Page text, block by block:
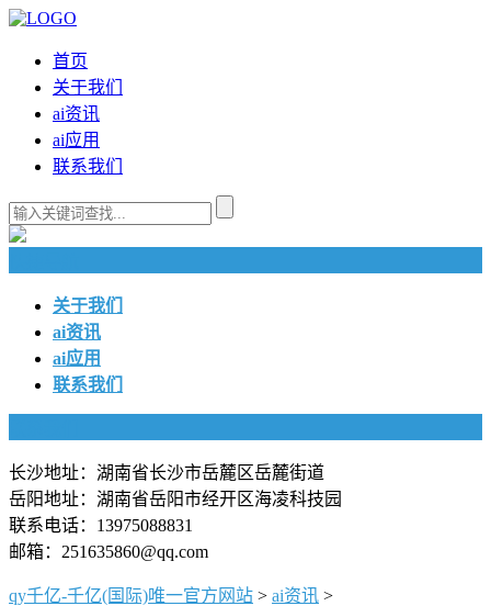
首页
关于我们
ai资讯
ai应用
联系我们
关于我们
ai资讯
ai应用
联系我们
长沙地址：湖南省长沙市岳麓区岳麓街道
岳阳地址：湖南省岳阳市经开区海凌科技园
联系电话：13975088831
邮箱：251635860@qq.com
qy千亿-千亿(国际)唯一官方网站 > ai资讯 >